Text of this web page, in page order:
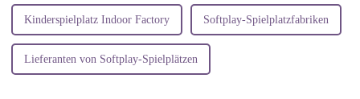
Kinderspielplatz Indoor Factory Softplay-Spielplatzfabriken
Lieferanten von Softplay-Spielplätzen